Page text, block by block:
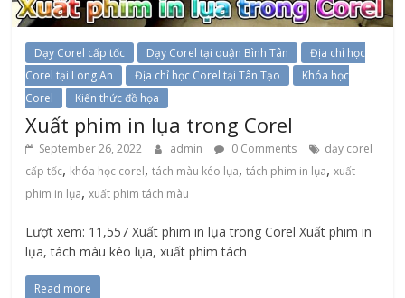
Dạy Corel cấp tốc Dạy Corel tại quận Bình Tân
Địa chỉ học
Corel tại Long An
Địa chỉ học Corel tại Tân Tạo
Khóa học
Corel
Kiến thức đồ họa
Xuất phim in lụa trong Corel
September 26, 2022 admin 0 Comments
dạy corel
cấp tốc, khóa học corel,tách màu kéo lụa,tách phim in lụa,xuất
phim in lụa,xuất phim tách màu
Lượt xem: 11,557 Xuất phim in lụa trong Corel Xuất phim in
lụa, tách màu kéo lụa, xuất phim tách
Read more